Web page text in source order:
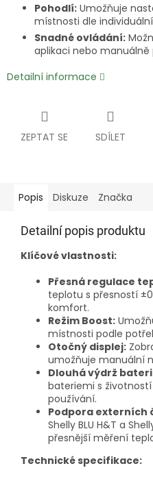
Pohodlí: Umožňuje
místnosti dle
Snadné ovládání:
aplikaci nebo manuálně
Detailní informace
ZEPTAT SE SDÍLET
Popis Diskuze Značka
Detailní popis produktu
Klíčové vlastnosti:
Přesná regulace
teplotu s přesností
komfort.
Režim Boost:
místnosti podle
Otočný displej:
umožňuje manuální
Dlouhá výdrž
bateriemi s životností
používání.
Podpora externích
Shelly BLU H&T a
přesnější měření
Technické specifikace: